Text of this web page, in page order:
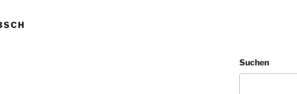
Suchen